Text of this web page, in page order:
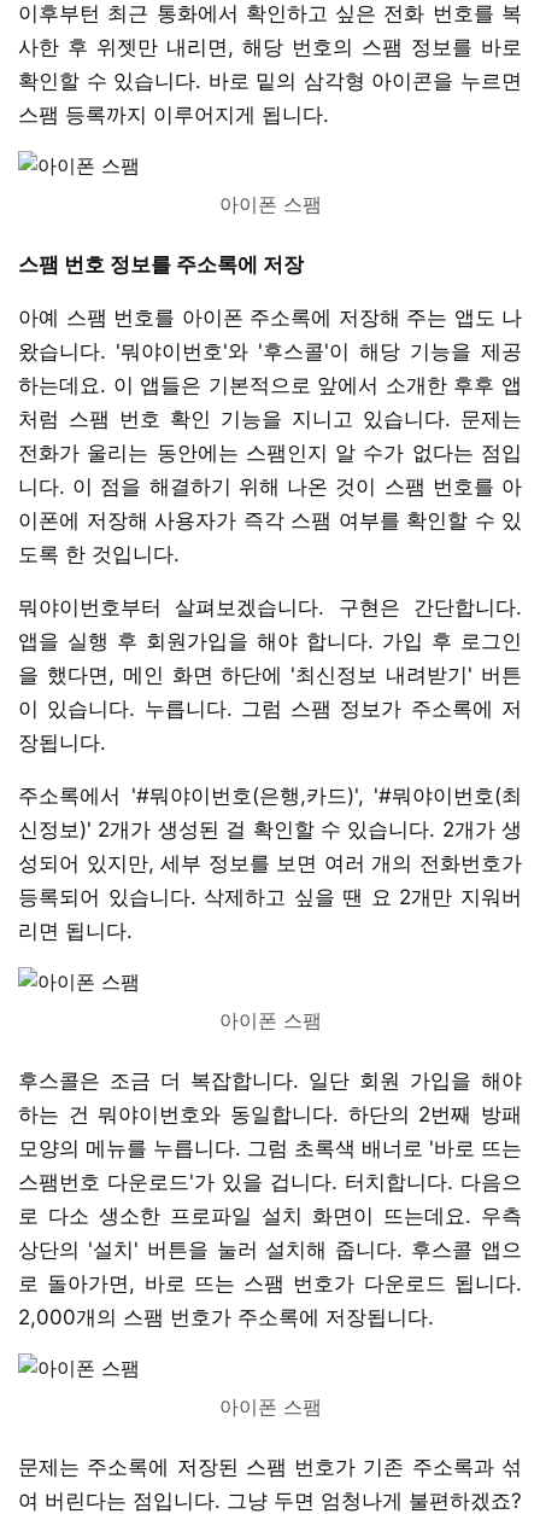
이후부턴 최근 통화에서 확인하고 싶은 전화 번호를 복
사한 후 위젯만 내리면, 해당 번호의 스팸 정보를 바로
확인할 수 있습니다. 바로 밑의 삼각형 아이콘을 누르면
스팸 등록까지 이루어지게 됩니다.
아이폰 스팸
스팸 번호 정보를 주소록에 저장
아예 스팸 번호를 아이폰 주소록에 저장해 주는 앱도 나
왔습니다. '뭐야이번호'와 '후스콜'이 해당 기능을 제공
하는데요. 이 앱들은 기본적으로 앞에서 소개한 후후 앱
처럼 스팸 번호 확인 기능을 지니고 있습니다. 문제는
전화가 울리는 동안에는 스팸인지 알 수가 없다는 점입
니다. 이 점을 해결하기 위해 나온 것이 스팸 번호를 아
이폰에 저장해 사용자가 즉각 스팸 여부를 확인할 수 있
도록 한 것입니다.
뭐야이번호부터 살펴보겠습니다. 구현은 간단합니다.
앱을 실행 후 회원가입을 해야 합니다. 가입 후 로그인
을 했다면, 메인 화면 하단에 '최신정보 내려받기' 버튼
이 있습니다. 누릅니다. 그럼 스팸 정보가 주소록에 저
장됩니다.
주소록에서 '#뭐야이번호(은행,카드)', '#뭐야이번호(최
신정보)' 2개가 생성된 걸 확인할 수 있습니다. 2개가 생
성되어 있지만, 세부 정보를 보면 여러 개의 전화번호가
등록되어 있습니다. 삭제하고 싶을 땐 요 2개만 지워버
리면 됩니다.
아이폰 스팸
후스콜은 조금 더 복잡합니다. 일단 회원 가입을 해야
하는 건 뭐야이번호와 동일합니다. 하단의 2번째 방패
모양의 메뉴를 누릅니다. 그럼 초록색 배너로 '바로 뜨는
스팸번호 다운로드'가 있을 겁니다. 터치합니다. 다음으
로 다소 생소한 프로파일 설치 화면이 뜨는데요. 우측
상단의 '설치' 버튼을 눌러 설치해 줍니다. 후스콜 앱으
로 돌아가면, 바로 뜨는 스팸 번호가 다운로드 됩니다.
2,000개의 스팸 번호가 주소록에 저장됩니다.
아이폰 스팸
문제는 주소록에 저장된 스팸 번호가 기존 주소록과 섞
여 버린다는 점입니다. 그냥 두면 엄청나게 불편하겠죠?